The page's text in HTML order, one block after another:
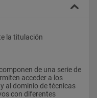
la titulación
de una serie de
acceder a los
al dominio de técnicas
con diferentes